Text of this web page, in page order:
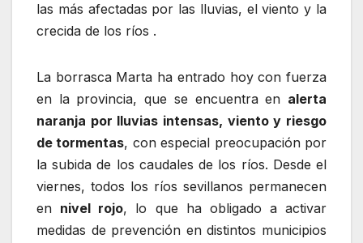
las más afectadas por las lluvias, el viento y la
crecida de los ríos .
La borrasca Marta ha entrado hoy con fuerza
en la provincia, que se encuentra en alerta
naranja por lluvias intensas, viento y riesgo
de tormentas, con especial preocupación por
la subida de los caudales de los ríos. Desde el
viernes, todos los ríos sevillanos permanecen
en nivel rojo, lo que ha obligado a activar
medidas de prevención en distintos municipios